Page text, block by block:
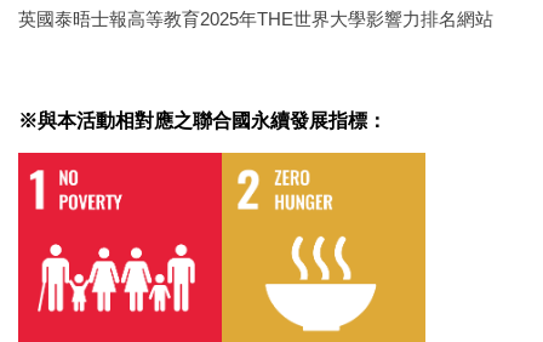
英國泰晤士報高等教育2025年THE世界大學影響力排名網站
※與本活動相對應之聯合國永續發展指標：